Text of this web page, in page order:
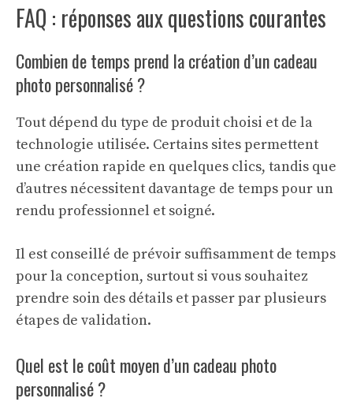
FAQ : réponses aux questions courantes
Combien de temps prend la création d’un cadeau
photo personnalisé ?
Tout dépend du type de produit choisi et de la
technologie utilisée. Certains sites permettent
une création rapide en quelques clics, tandis que
d’autres nécessitent davantage de temps pour un
rendu professionnel et soigné.
Il est conseillé de prévoir suffisamment de temps
pour la conception, surtout si vous souhaitez
prendre soin des détails et passer par plusieurs
étapes de validation.
Quel est le coût moyen d’un cadeau photo
personnalisé ?